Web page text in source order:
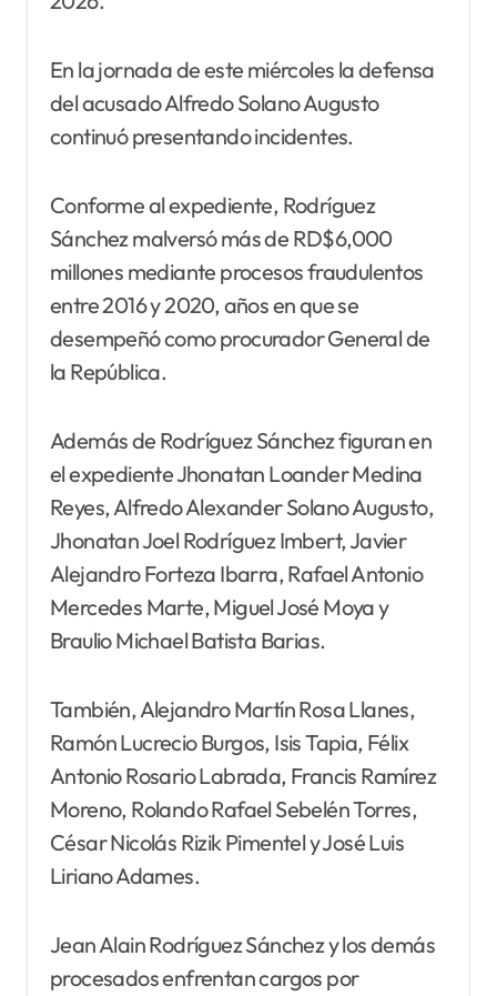
En la jornada de este miércoles la defensa
del acusado Alfredo Solano Augusto
continuó presentando incidentes.
Conforme al expediente, Rodríguez
Sánchez malversó más de RD$6,000
millones mediante procesos fraudulentos
entre 2016 y 2020, años en que se
desempeñó como procurador General de
la República.
Además de Rodríguez Sánchez figuran en
el expediente Jhonatan Loander Medina
Reyes, Alfredo Alexander Solano Augusto,
Jhonatan Joel Rodríguez Imbert, Javier
Alejandro Forteza Ibarra, Rafael Antonio
Mercedes Marte, Miguel José Moya y
Braulio Michael Batista Barias.
También, Alejandro Martín Rosa Llanes,
Ramón Lucrecio Burgos, Isis Tapia, Félix
Antonio Rosario Labrada, Francis Ramírez
Moreno, Rolando Rafael Sebelén Torres,
César Nicolás Rizik Pimentel y José Luis
Liriano Adames.
Jean Alain Rodríguez Sánchez y los demás
procesados enfrentan cargos por